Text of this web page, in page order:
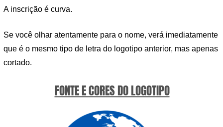
A inscrição é curva.
Se você olhar atentamente para o nome, verá imediatamente
que é o mesmo tipo de letra do logotipo anterior, mas apenas
cortado.
FONTE E CORES DO LOGOTIPO